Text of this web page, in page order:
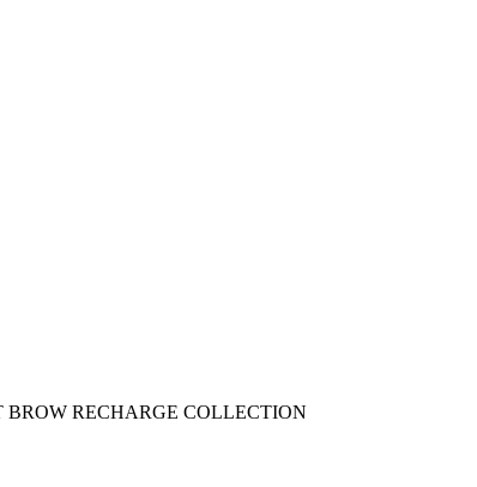
RECHARGE COLLECTION